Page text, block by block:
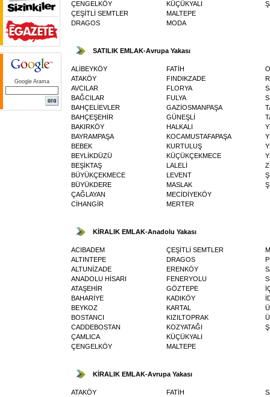
Google Arama
ÇENGELKÖY
ÇEŞİTLİ SEMTLER
DRAGOS
KÜÇÜKYALI
MALTEPE
MODA
SATILIK EMLAK-Avrupa Yakası
ALİBEYKÖY
ATAKÖY
AVCILAR
BAĞCILAR
BAHÇELİEVLER
BAHÇEŞEHİR
BAKIRKÖY
BAYRAMPAŞA
BEBEK
BEYLİKDÜZÜ
BEŞİKTAŞ
BÜYÜKÇEKMECE
BÜYÜKDERE
ÇAĞLAYAN
CİHANGİR
FATİH
FINDIKZADE
FLORYA
FULYA
GAZİOSMANPAŞA
GÜNEŞLİ
HALKALI
KOCAMUSTAFAPAŞA
KURTULUŞ
KÜÇÜKÇEKMECE
LALELİ
LEVENT
MASLAK
MECİDİYEKÖY
MERTER
KİRALIK EMLAK-Anadolu Yakası
ACIBADEM
ALTINTEPE
ALTUNİZADE
ANADOLU HİSARI
ATAŞEHİR
BAHARİYE
BEYKOZ
BOSTANCI
CADDEBOSTAN
ÇAMLICA
ÇENGELKÖY
ÇEŞİTLİ SEMTLER
DRAGOS
ERENKÖY
FENERYOLU
GÖZTEPE
KADIKÖY
KARTAL
KIZILTOPRAK
KOZYATAĞI
KÜÇÜKYALI
MALTEPE
KİRALIK EMLAK-Avrupa Yakası
ATAKÖY
FATİH